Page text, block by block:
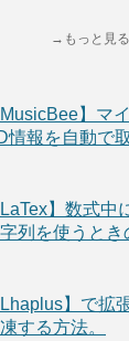
→もっと見る
MusicBee】マ
情報を自動で
LaTex】数式
列を使うとき
Lhaplus】で拡
する方法。